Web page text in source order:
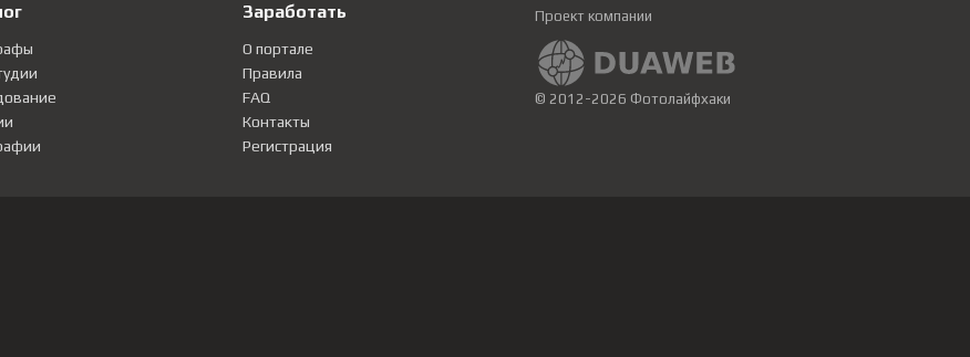
Заработать
О портале
Правила
FAQ
Контакты
Регистрация
Проект компании
© 2012-2026 Фотолайфхаки